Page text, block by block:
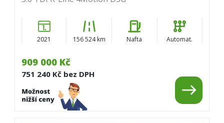
909 000 Kč
751 240 Kč bez DPH
2021 156 524 km Nafta Automat.